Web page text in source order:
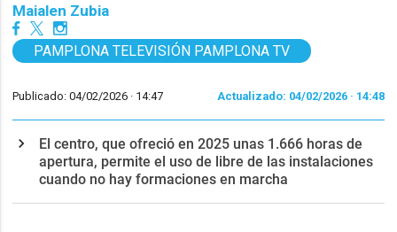
Maialen Zubia
PAMPLONA TELEVISIÓN PAMPLONA TV
Publicado: 04/02/2026 · 14:47 Actualizado: 04/02/2026 · 14:48
El centro, que ofreció en 2025 unas 1.666 horas de
apertura, permite el uso de libre de las instalaciones
cuando no hay formaciones en marcha